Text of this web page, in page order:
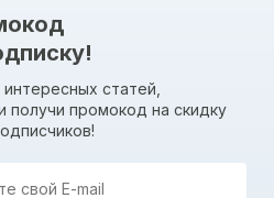
статей,
получи промокод на скидку